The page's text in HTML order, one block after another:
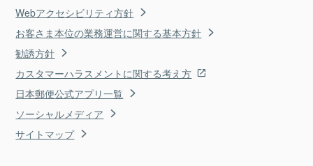
Webアクセシビリティ方針
お客さま本位の業務運営に関する基本方針
勧誘方針
カスタマーハラスメントに関する考え方
日本郵便公式アプリ一覧
ソーシャルメディア
サイトマップ